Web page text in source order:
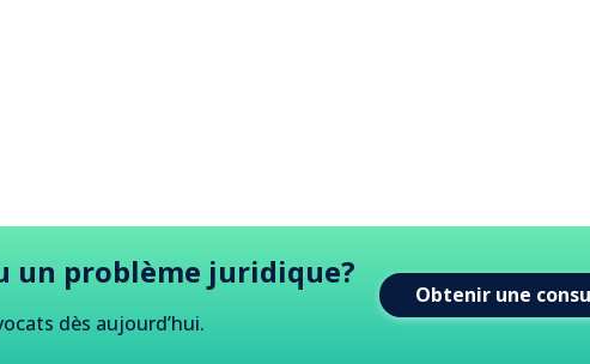
un problème juridique?
dès aujourd’hui.
Obtenir une